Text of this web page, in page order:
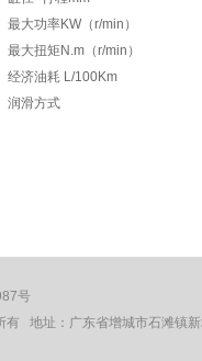
最大功率KW（r/min）
最大扭矩N.m（r/min）
经济油耗 L/100Km
润滑方式
号
地址：广东省增城市石滩镇